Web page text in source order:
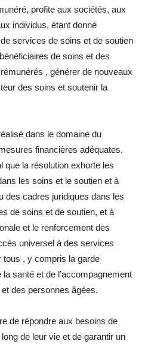
profite aux sociétés, aux
individus, étant donné
services de soins et de soutien
de soins et des
, générer de nouveaux
des soins et soutenir la
dans le domaine du
financières adéquates.
que la résolution exhorte les
les soins et le soutien et à
des cadres juridiques dans les
de soins et de soutien, et à
et le renforcement des
universel à des services
tous , y compris la garde
santé et de l’accompagnement
des personnes âgées.
de répondre aux besoins de
de leur vie et de garantir un